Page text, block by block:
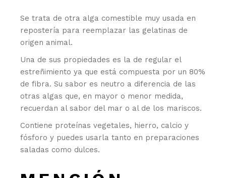
Se trata de otra alga comestible muy usada en
repostería para reemplazar las gelatinas de
origen animal.
Una de sus propiedades es la de regular el
estreñimiento ya que está compuesta por un 80%
de fibra. Su sabor es neutro a diferencia de las
otras algas que, en mayor o menor medida,
recuerdan al sabor del mar o al de los mariscos.
Contiene proteínas vegetales, hierro, calcio y
fósforo y puedes usarla tanto en preparaciones
saladas como dulces.